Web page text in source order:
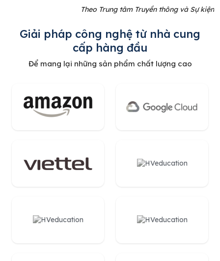
Theo Trung tâm Truyền thông và Sự kiện
Giải pháp công nghệ từ nhà cung
cấp hàng đầu
Để mang lại những sản phẩm chất lượng cao